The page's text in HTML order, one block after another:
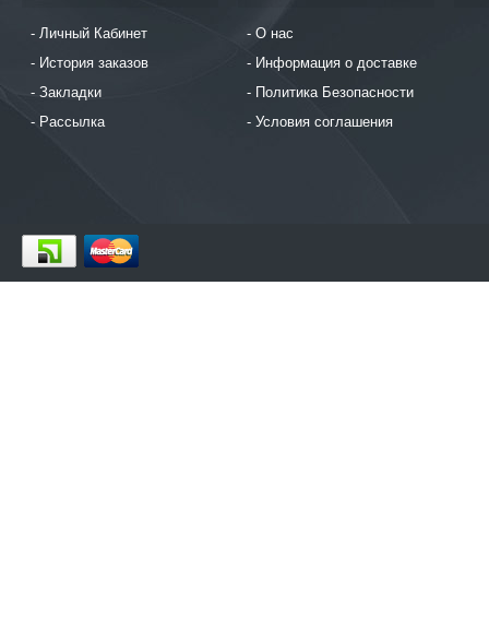
Личный Кабинет
История заказов
Закладки
Рассылка
О нас
Информация о доставке
Политика Безопасности
Условия соглашения